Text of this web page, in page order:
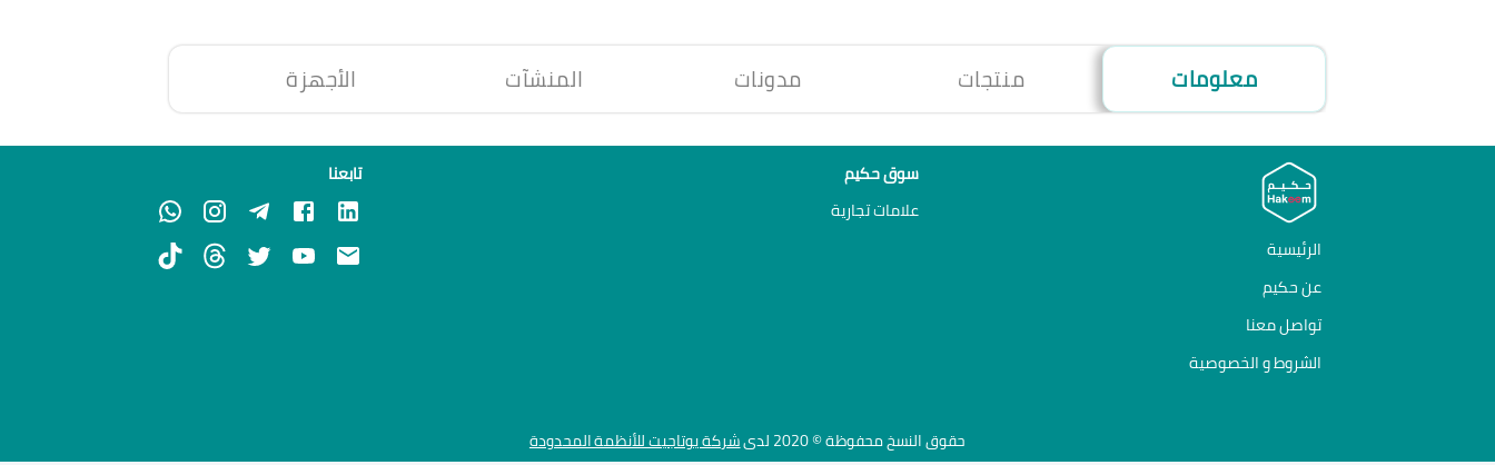
معلومات منتجات مدونات المنشآت الأجهزة
الرئيسية
عن حكيم
تواصل معنا
الشروط و الخصوصية
سوق حكيم
علامات تجارية
تابعنا
حقوق النسخ محفوظة © 2020 لدى شركة يوتاجيت للأنظمة المحدودة